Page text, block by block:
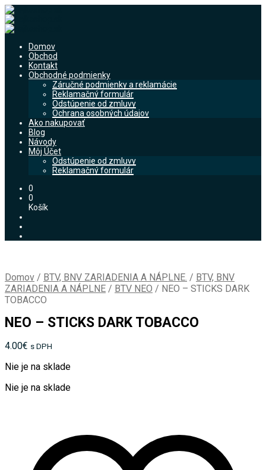
Domov
Obchod
Kontakt
Obchodné podmienky
Záručné podmienky a reklamácie
Reklamačný formulár
Odstúpenie od zmluvy
Ochrana osobných údajov
Ako nakupovať
Blog
Návody
Môj Účet
Odstúpenie od zmluvy
Reklamačný formulár
0
0
Košík
Domov / BTV, BNV ZARIADENIA A NÁPLNE. / BTV, BNV
ZARIADENIA A NÁPLNE / BTV NEO / NEO – STICKS DARK
TOBACCO
NEO – STICKS DARK TOBACCO
4.00€ s DPH
Nie je na sklade
Nie je na sklade